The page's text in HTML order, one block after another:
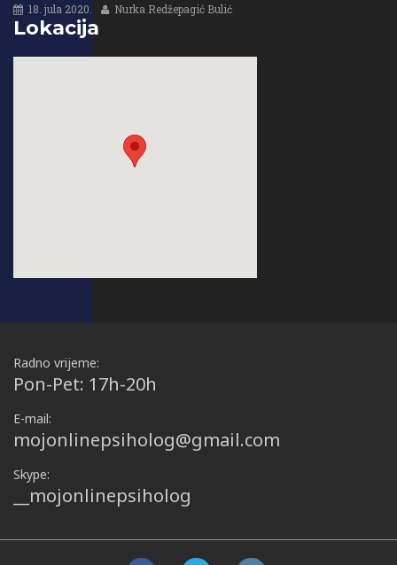
18. jula 2020. Nurka Redžepagić Bulić
Lokacija
Radno vrijeme:
Pon-Pet: 17h-20h
E-mail:
mojonlinepsiholog@gmail.com
Skype:
__mojonlinepsiholog